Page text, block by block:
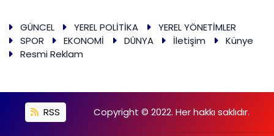
GÜNCEL YEREL POLİTİKA
YEREL YÖNETİMLER
SPOR
EKONOMİ DÜNYA İletişim
Künye
Resmi Reklam
RSS Copyright © 2022. Her hakkı saklıdır.